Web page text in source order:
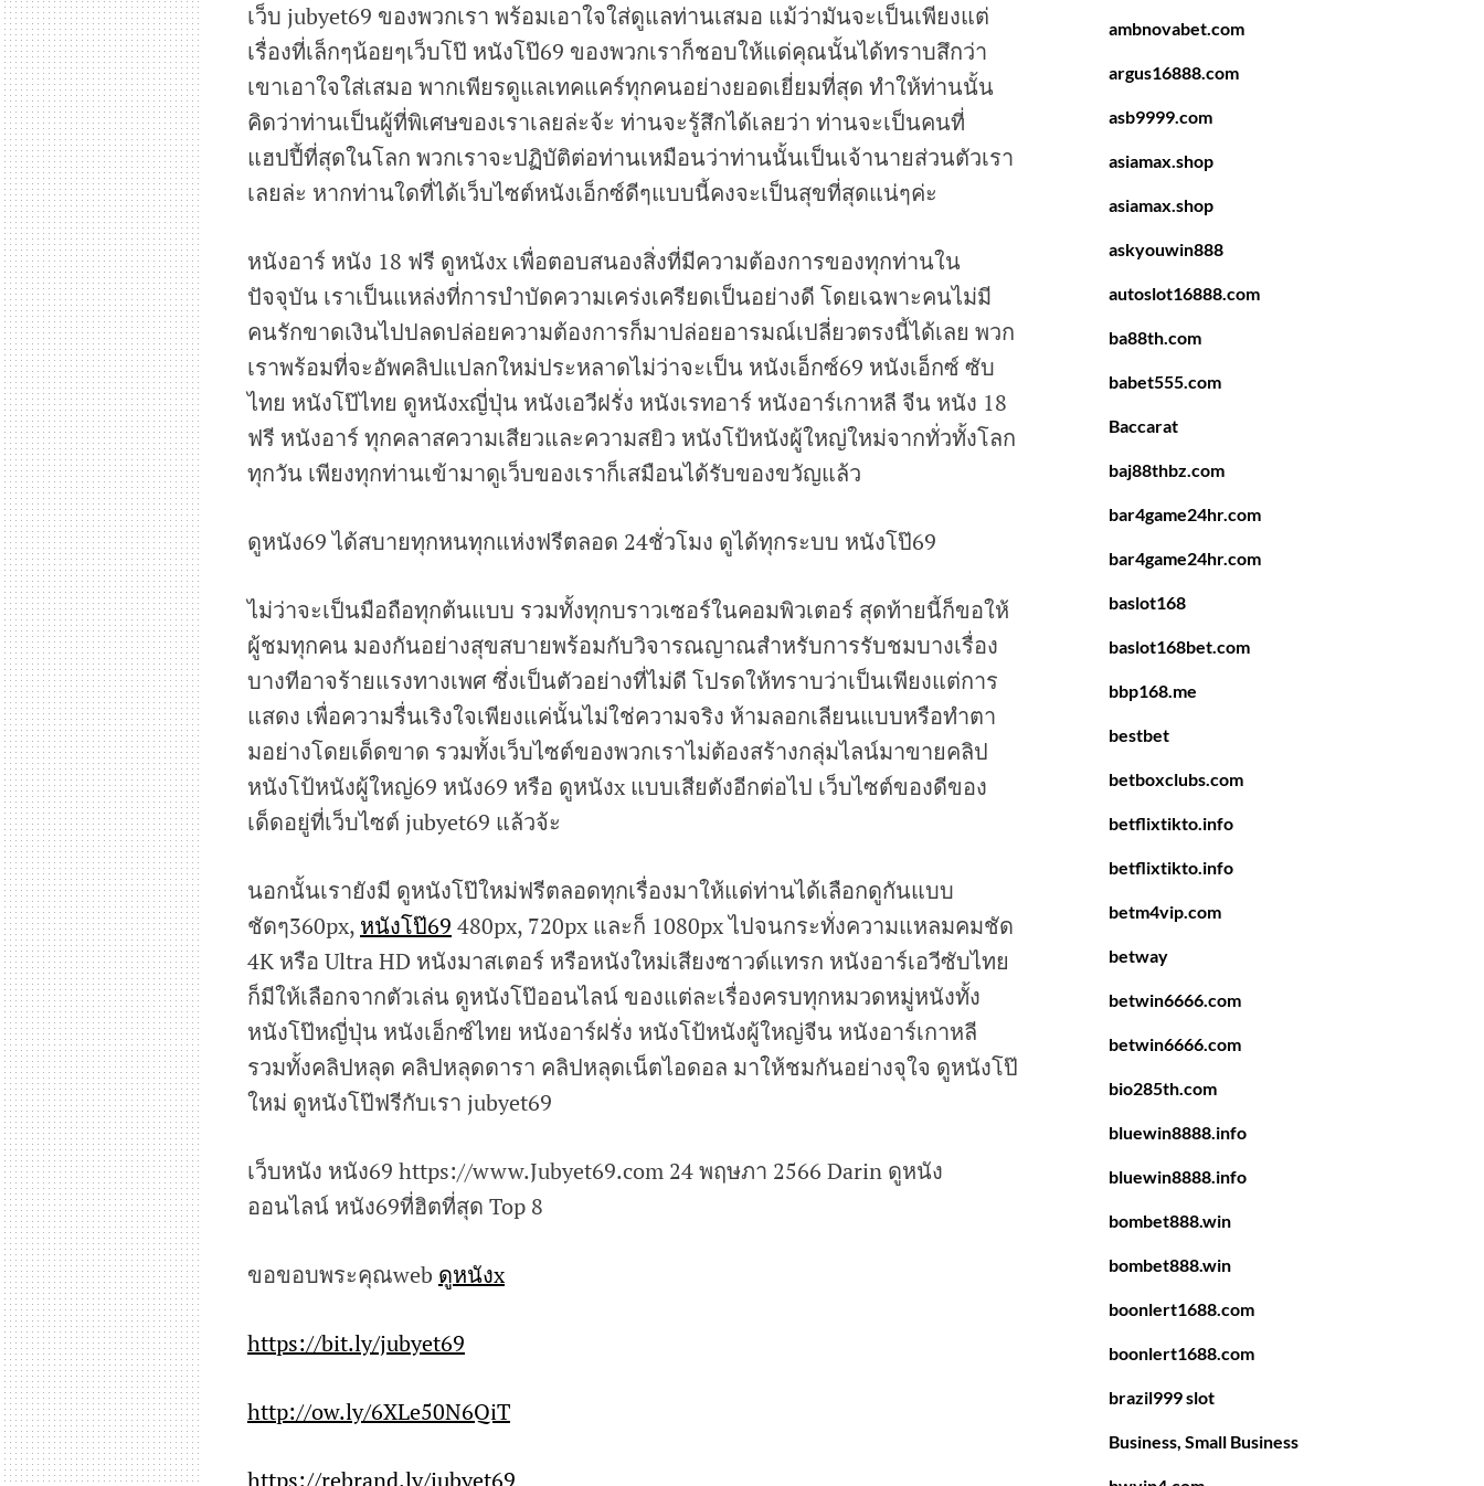
เว็บ jubyet69 ของพวกเรา พร้อมเอาใจใส่ดูแลท่านเสมอ แม้ว่ามันจะเป็นเพียงแต่
เรื่องที่เล็กๆน้อยๆเว็บโป๊ หนังโป๊69 ของพวกเราก็ชอบให้แด่คุณนั้นได้ทราบสึกว่า
เขาเอาใจใส่เสมอ พากเพียรดูแลเทคแคร์ทุกคนอย่างยอดเยี่ยมที่สุด ทำให้ท่านนั้น
คิดว่าท่านเป็นผู้ที่พิเศษของเราเลยล่ะจ้ะ ท่านจะรู้สึกได้เลยว่า ท่านจะเป็นคนที่
แฮปปี้ที่สุดในโลก พวกเราจะปฏิบัติต่อท่านเหมือนว่าท่านนั้นเป็นเจ้านายส่วนตัวเรา
เลยล่ะ หากท่านใดที่ได้เว็บไซต์หนังเอ็กซ์ดีๆแบบนี้คงจะเป็นสุขที่สุดแน่ๆค่ะ
หนังอาร์ หนัง 18 ฟรี ดูหนังx เพื่อตอบสนองสิ่งที่มีความต้องการของทุกท่านใน
ปัจจุบัน เราเป็นแหล่งที่การบำบัดความเคร่งเครียดเป็นอย่างดี โดยเฉพาะคนไม่มี
คนรักขาดเงินไปปลดปล่อยความต้องการก็มาปล่อยอารมณ์เปลี่ยวตรงนี้ได้เลย พวก
เราพร้อมที่จะอัพคลิปแปลกใหม่ประหลาดไม่ว่าจะเป็น หนังเอ็กซ์69 หนังเอ็กซ์ ซับ
ไทย หนังโป๊ไทย ดูหนังxญี่ปุ่น หนังเอวีฝรั่ง หนังเรทอาร์ หนังอาร์เกาหลี จีน หนัง 18
ฟรี หนังอาร์ ทุกคลาสความเสียวและความสยิว หนังโป้หนังผู้ใหญ่ใหม่จากทั่วทั้งโลก
ทุกวัน เพียงทุกท่านเข้ามาดูเว็บของเราก็เสมือนได้รับของขวัญแล้ว
ดูหนัง69 ได้สบายทุกหนทุกแห่งฟรีตลอด 24ชั่วโมง ดูได้ทุกระบบ หนังโป๊69
ไม่ว่าจะเป็นมือถือทุกต้นแบบ รวมทั้งทุกบราวเซอร์ในคอมพิวเตอร์ สุดท้ายนี้ก็ขอให้
ผู้ชมทุกคน มองกันอย่างสุขสบายพร้อมกับวิจารณญาณสำหรับการรับชมบางเรื่อง
บางทีอาจร้ายแรงทางเพศ ซึ่งเป็นตัวอย่างที่ไม่ดี โปรดให้ทราบว่าเป็นเพียงแต่การ
แสดง เพื่อความรื่นเริงใจเพียงแค่นั้นไม่ใช่ความจริง ห้ามลอกเลียนแบบหรือทำตา
มอย่างโดยเด็ดขาด รวมทั้งเว็บไซต์ของพวกเราไม่ต้องสร้างกลุ่มไลน์มาขายคลิป
หนังโป้หนังผู้ใหญ่69 หนัง69 หรือ ดูหนังx แบบเสียตังอีกต่อไป เว็บไซต์ของดีของ
เด็ดอยู่ที่เว็บไซต์ jubyet69 แล้วจ้ะ
นอกนั้นเรายังมี ดูหนังโป๊ใหม่ฟรีตลอดทุกเรื่องมาให้แด่ท่านได้เลือกดูกันแบบ
ชัดๆ360px, หนังโป๊69 480px, 720px และก็ 1080px ไปจนกระทั่งความแหลมคมชัด
4K หรือ Ultra HD หนังมาสเตอร์ หรือหนังใหม่เสียงซาวด์แทรก หนังอาร์เอวีซับไทย
ก็มีให้เลือกจากตัวเล่น ดูหนังโป๊ออนไลน์ ของแต่ละเรื่องครบทุกหมวดหมู่หนังทั้ง
หนังโป๊หญี่ปุ่น หนังเอ็กซ์ไทย หนังอาร์ฝรั่ง หนังโป้หนังผู้ใหญ่จีน หนังอาร์เกาหลี
รวมทั้งคลิปหลุด คลิปหลุดดารา คลิปหลุดเน็ตไอดอล มาให้ชมกันอย่างจุใจ ดูหนังโป๊
ใหม่ ดูหนังโป๊ฟรีกับเรา jubyet69
เว็บหนัง หนัง69 https://www.Jubyet69.com 24 พฤษภา 2566 Darin ดูหนัง
ออนไลน์ หนัง69ที่ฮิตที่สุด Top 8
ขอขอบพระคุณweb ดูหนังx
https://bit.ly/jubyet69
http://ow.ly/6XLe50N6QiT
ambnovabet.com
argus16888.com
asb9999.com
asiamax.shop
asiamax.shop
askyouwin888
autoslot16888.com
ba88th.com
babet555.com
Baccarat
baj88thbz.com
bar4game24hr.com
bar4game24hr.com
baslot168
baslot168bet.com
bbp168.me
bestbet
betboxclubs.com
betflixtikto.info
betflixtikto.info
betm4vip.com
betway
betwin6666.com
betwin6666.com
bio285th.com
bluewin8888.info
bluewin8888.info
bombet888.win
bombet888.win
boonlert1688.com
boonlert1688.com
brazil999 slot
Business, Small Business